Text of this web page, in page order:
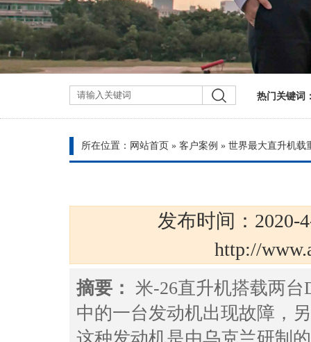
热门关键词
所在位置： 网站首页 » 客户案例 » 世界最大直升机载
发布时间：2020-
http://
摘要： 米-26直升机搭载两台
中的一台发动机出现故障，
这种发动机是由乌克兰研制